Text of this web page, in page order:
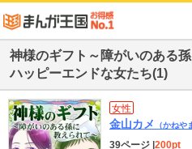
神様のギフト～障がいのある
ハッピーエンドな女たち(1)
女性
金山カメ （かねや
39ページ 200pt